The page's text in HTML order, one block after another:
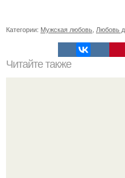
Категории: Мужская любовь, Любовь
Читайте также